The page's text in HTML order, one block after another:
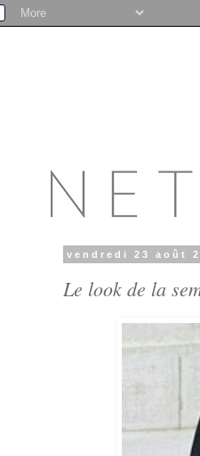
vendredi 23 août
Le look de la